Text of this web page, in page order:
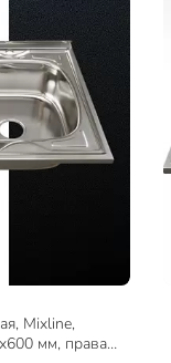
Mixline,
мм, правая,